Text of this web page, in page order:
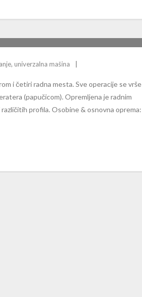
, univerzalna mašina
i četiri radna mesta. Sve operacije se vrše
(papučicom). Opremljena je radnim
profila. Osobine & osnovna oprema: